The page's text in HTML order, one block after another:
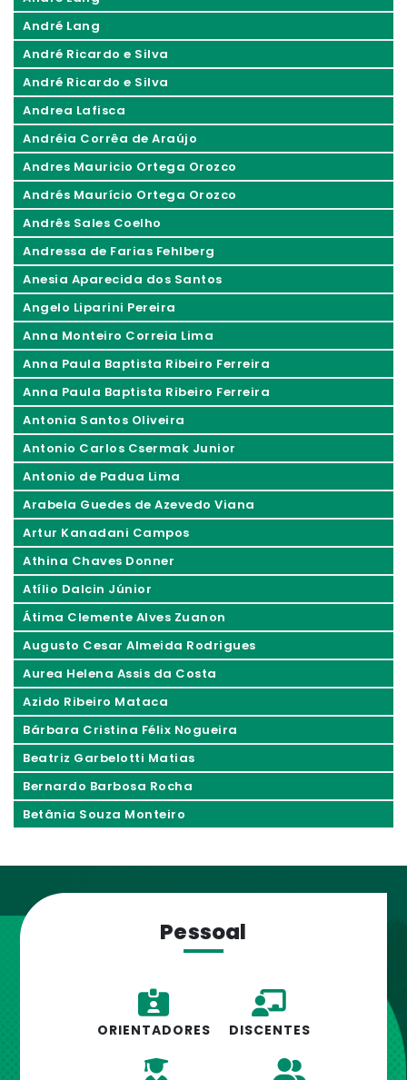
André Lang
André Ricardo e Silva
André Ricardo e Silva
Andrea Lafisca
Andréia Corrêa de Araújo
Andres Mauricio Ortega Orozco
Andrés Maurício Ortega Orozco
Andrês Sales Coelho
Andressa de Farias Fehlberg
Anesia Aparecida dos Santos
Angelo Liparini Pereira
Anna Monteiro Correia Lima
Anna Paula Baptista Ribeiro Ferreira
Anna Paula Baptista Ribeiro Ferreira
Antonia Santos Oliveira
Antonio Carlos Csermak Junior
Antonio de Padua Lima
Arabela Guedes de Azevedo Viana
Artur Kanadani Campos
Athina Chaves Donner
Atílio Dalcin Júnior
Átima Clemente Alves Zuanon
Augusto Cesar Almeida Rodrigues
Aurea Helena Assis da Costa
Azido Ribeiro Mataca
Bárbara Cristina Félix Nogueira
Beatriz Garbelotti Matias
Bernardo Barbosa Rocha
Betânia Souza Monteiro
Pessoal
ORIENTADORES DISCENTES